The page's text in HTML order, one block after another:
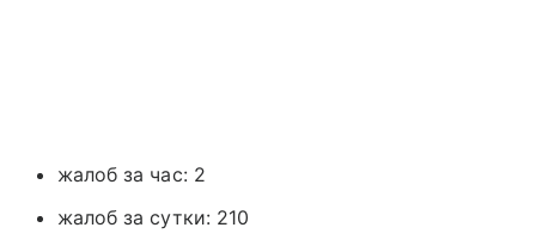
жалоб за час: 2
жалоб за сутки: 210